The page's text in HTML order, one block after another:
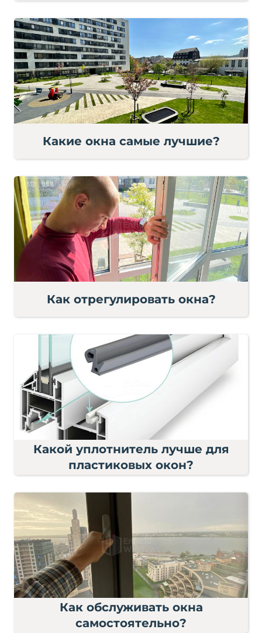
Какие окна самые лучшие?
Как отрегулировать окна?
Какой уплотнитель лучше для
пластиковых окон?
Как обслуживать окна
самостоятельно?